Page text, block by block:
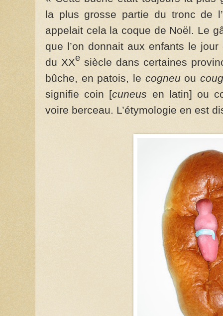
la plus grosse partie du tronc de
appelait cela la coque de Noël. Le
que l’on donnait aux enfants le
du XXe siècle dans certaines
bûche, en patois, le cogneuou
signifie coin [cuneus en latin] ou
voire berceau. L’étymologie en est